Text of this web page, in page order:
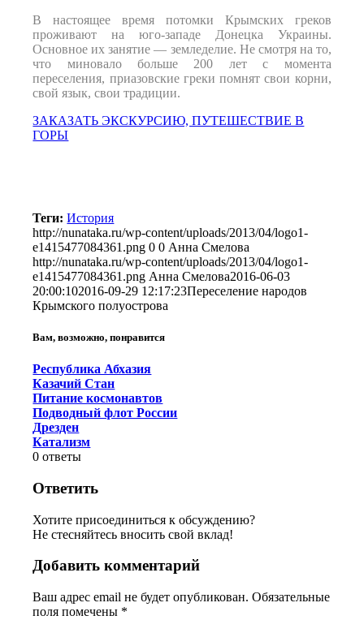
В настоящее время потомки Крымских греков
проживают на юго-западе Донецка Украины.
Основное их занятие — земледелие. Не смотря на то,
что миновало больше 200 лет с момента
переселения, приазовские греки помнят свои корни,
свой язык, свои традиции.
ЗАКАЗАТЬ ЭКСКУРСИЮ, ПУТЕШЕСТВИЕ В
ГОРЫ
Теги: История
http://nunataka.ru/wp-content/uploads/2013/04/logo1-
e1415477084361.png 0 0 Анна Смелова
http://nunataka.ru/wp-content/uploads/2013/04/logo1-
e1415477084361.png Анна Смелова2016-06-03
20:00:102016-09-29 12:17:23Переселение народов
Крымского полуострова
Вам, возможно, понравится
Республика Абхазия
Казачий Стан
Питание космонавтов
Подводный флот России
Дрезден
Катализм
0 ответы
Ответить
Хотите присоединиться к обсуждению?
Не стесняйтесь вносить свой вклад!
Добавить комментарий
Ваш адрес email не будет опубликован. Обязательные
поля помечены *